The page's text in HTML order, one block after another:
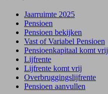
Jaarruimte 2025
Pensioen
Pensioen bekijken
Vast of Variabel Pensioen
Pensioenkapitaal komt vrij
Lijfrente
Lijfrente komt vrij
Overbruggingslijfrente
Pensioen aanvullen